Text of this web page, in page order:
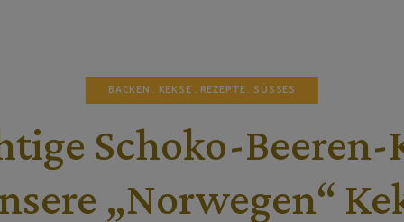
BACKEN KEKSE REZEPTE SÜSSES
Schoko-Beeren-
„Norwegen“